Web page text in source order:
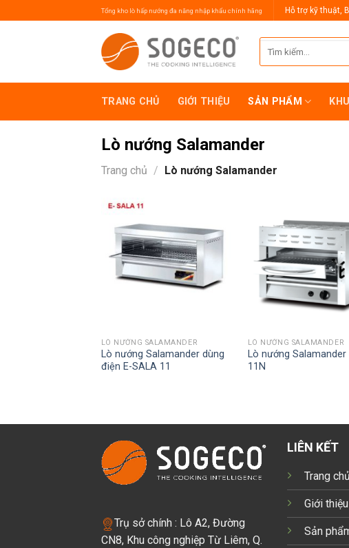
to
Tổng kho lò hấp nướng đa năng nhập khẩu chính hãng Hỗ trợ kỹ thuật,
TRANG CHỦ GIỚI THIỆU SẢN PHẨM
Lò nướng Salamander
Trang chủ / Lò nướng Salamander
LÒ NƯỚNG SALAMANDER
Lò nướng Salamander dùng
điện E-SALA 11
LÒ NƯỚNG SALAMANDER
Lò nướng Salamander
11N
Trụ sở chính : Lô A2, Đường
CN8, Khu công nghiệp Từ Liêm, Q.
LIÊN KẾT
Trang chủ
Giới thiệu
Sản